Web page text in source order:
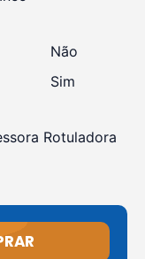
Não
Sim
Rotuladora